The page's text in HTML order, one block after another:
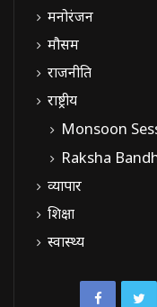
मनोरंजन
मौसम
राजनीति
राष्ट्रीय
Monsoon
Raksha
व्यापार
शिक्षा
स्वास्थ्य
Facebook